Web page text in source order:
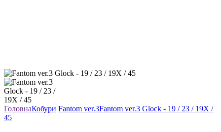
ГоловнаКобури Fantom ver.3Fantom ver.3 Glock - 19 / 23 / 19X /
45